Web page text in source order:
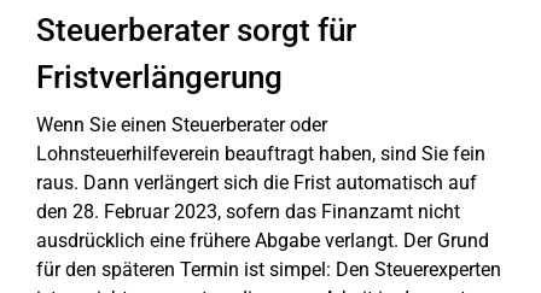
Steuerberater sorgt für
Fristverlängerung
Wenn Sie einen Steuerberater oder
Lohnsteuerhilfeverein beauftragt haben, sind Sie fein
raus. Dann verlängert sich die Frist automatisch auf
den 28. Februar 2023, sofern das Finanzamt nicht
ausdrücklich eine frühere Abgabe verlangt. Der Grund
für den späteren Termin ist simpel: Den Steuerexperten